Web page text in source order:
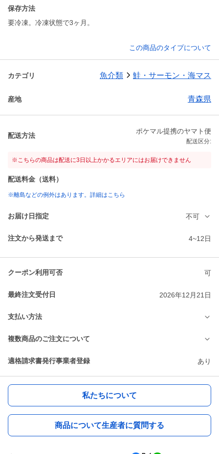
保存方法
要冷凍。冷凍状態で3ヶ月。
この商品のタイプについて
カテゴリ 魚介類 鮭・サーモン・海マス
産地 青森県
配送方法
ポケマル提携のヤマト便
配送区分:
※こちらの商品は配送に3日以上かかるエリアにはお届けできません
配送料金（送料）
※離島などの例外はあります。詳細はこちら
お届け日指定 不可
注文から発送まで 4~12日
クーポン利用可否 可
最終注文受付日 2026年12月21日
支払い方法
複数商品のご注文について
適格請求書発行事業者登録 あり
私たちについて
商品について生産者に質問する